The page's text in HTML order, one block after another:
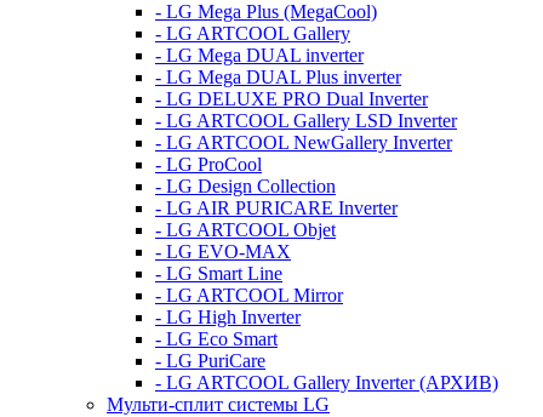
- LG Mega Plus (MegaCool)
- LG ARTCOOL Gallery
- LG Mega DUAL inverter
- LG Mega DUAL Plus inverter
- LG DELUXE PRO Dual Inverter
- LG ARTCOOL Gallery LSD Inverter
- LG ARTCOOL NewGallery Inverter
- LG ProCool
- LG Design Collection
- LG AIR PURICARE Inverter
- LG ARTCOOL Objet
- LG EVO-MAX
- LG Smart Line
- LG ARTCOOL Mirror
- LG High Inverter
- LG Eco Smart
- LG PuriCare
- LG ARTCOOL Gallery Inverter (АРХИВ)
Мульти-сплит системы LG